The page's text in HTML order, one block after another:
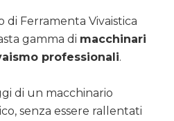
Ferramenta Vivaistica
gamma di macchinari
professionali.
di un macchinario
senza essere rallentati